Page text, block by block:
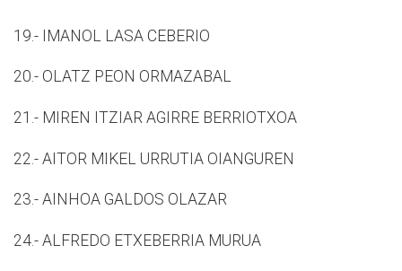
19.- IMANOL LASA CEBERIO
20.- OLATZ PEON ORMAZABAL
21.- MIREN ITZIAR AGIRRE BERRIOTXOA
22.- AITOR MIKEL URRUTIA OIANGUREN
23.- AINHOA GALDOS OLAZAR
24.- ALFREDO ETXEBERRIA MURUA